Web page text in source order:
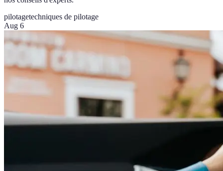
pilotagetechniques de pilotage
Aug 6